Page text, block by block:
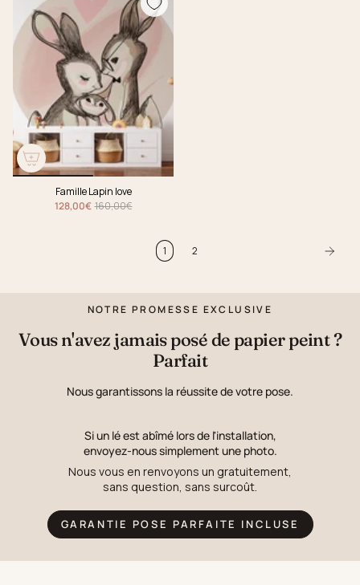
Famille Lapin love
128,00€ 160,00€
1 2
NOTRE PROMESSE EXCLUSIVE
Vous n'avez jamais posé de papier peint ?
Parfait
Nous garantissons la réussite de votre pose.
Si un lé est abîmé lors de l'installation,
envoyez-nous simplement une photo.
Nous vous en renvoyons un gratuitement,
sans question, sans surcoût.
GARANTIE POSE PARFAITE INCLUSE